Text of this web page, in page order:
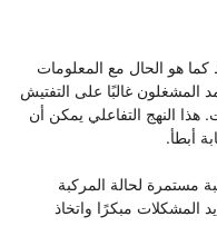
هو الحال مع المعلومات
المشغلون غالبًا على التفتيش
هذا النهج التفاعلي يمكن أن
أبطأ.
مستمرة لحالة المركبة
المشكلات مبكرًا واتخاذ